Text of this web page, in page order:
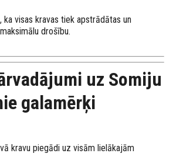
ka visas kravas tiek apstrādātas un
drošību.
uz Somiju
galamērķi
kravu piegādi uz visām lielākajām